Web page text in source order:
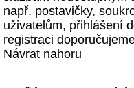
např. postavičky,
uživatelům, přihlášení
registraci
Návrat nahoru